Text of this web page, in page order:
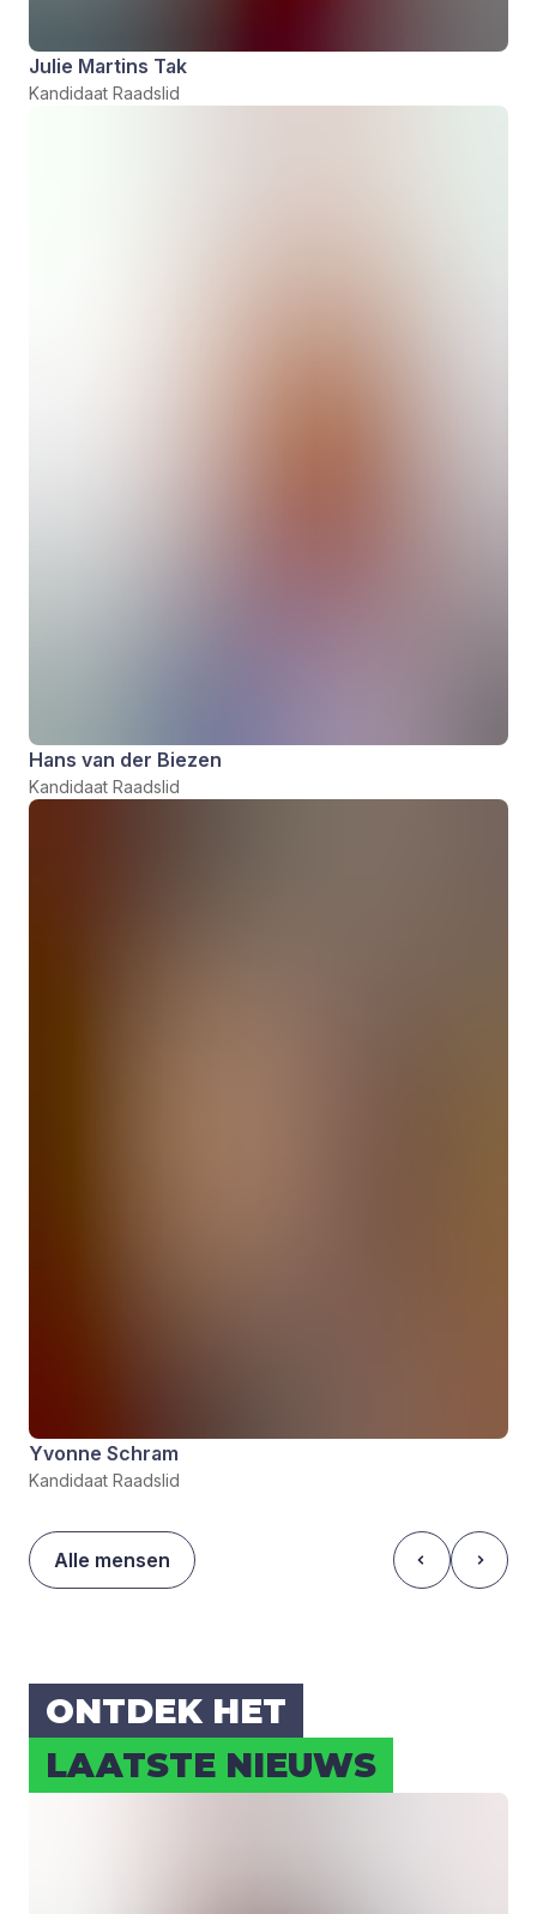
Julie Martins Tak
Kandidaat Raadslid
Hans van der Biezen
Kandidaat Raadslid
Yvonne Schram
Kandidaat Raadslid
Alle mensen
ONT­DEK HET
LAAT­STE NIEUWS